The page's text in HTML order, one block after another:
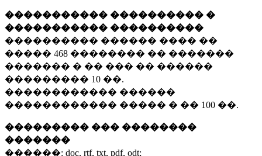
����������� ���������� �
����������� ����������
���������� ������ ���� ��
����� 468 �������� �� �������
������� � �� ��� �� ������
��������� 10 ��.
������������ ������
������������ ����� � �� 100 ��.
��������� ��� ��������
�������
������: doc, rtf, txt, pdf, odt;